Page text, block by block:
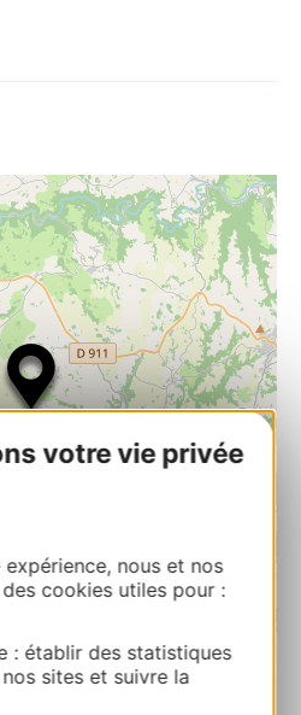
votre vie privée
nous et nos
cookies utiles pour :
: établir des statistiques
sites et suivre la
| Map data ©OpenStreetMap contributors